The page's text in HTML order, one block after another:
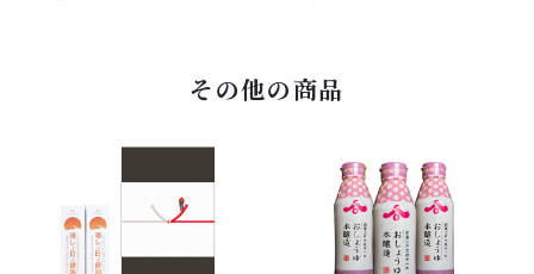
その他の商品